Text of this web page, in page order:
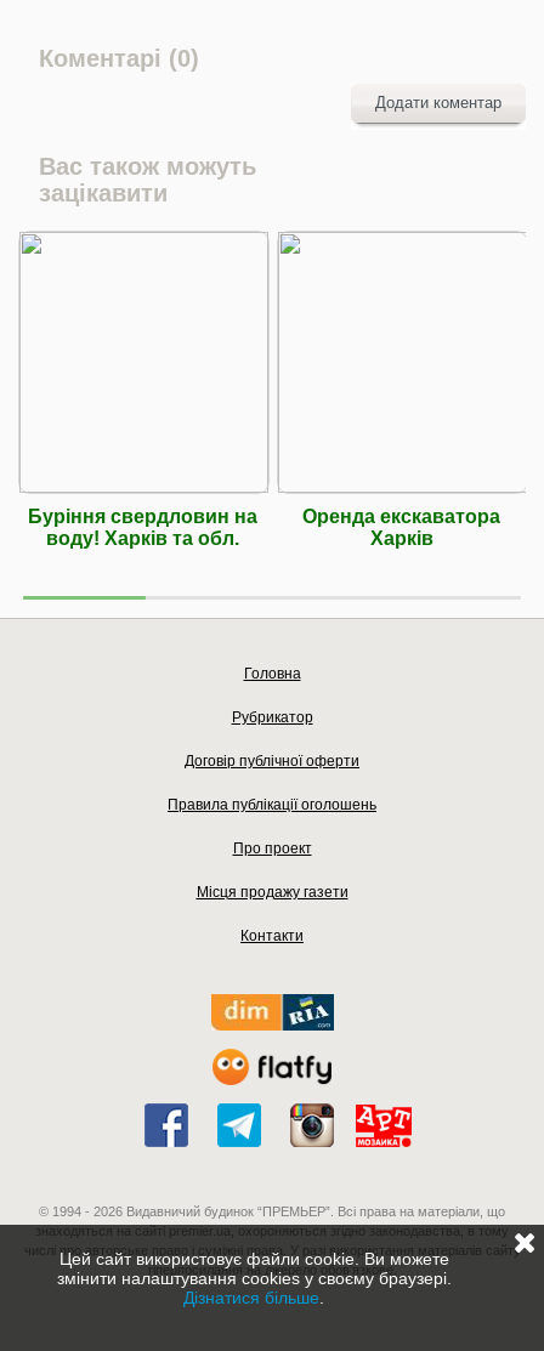
Коментарі (0)
Додати коментар
Вас також можуть
зацікавити
Буріння свердловин на
воду! Харків та обл.
Оренда екскаватора
Харків
Головна
Рубрикатор
Договір публічної оферти
Правила публікації оголошень
Про проект
Місця продажу газети
Контакти
© 1994 - 2026 Видавничий будинок “ПРЕМЬЕР”. Всі права на матеріали, що
знаходяться на сайті premier.ua, охороняються згідно законодавства, в тому
числі про авторське право і суміжні права. У разі використання матеріалів сайту
гіперпосилання на джерело обов'язкове.
Цей сайт використовує файли cookie. Ви можете
змінити налаштування cookies у своєму браузері.
Дізнатися більше